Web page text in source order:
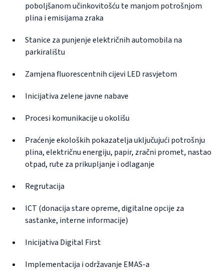
poboljšanom učinkovitošću te manjom potrošnjom
plina i emisijama zraka
Stanice za punjenje električnih automobila na
parkiralištu
Zamjena fluorescentnih cijevi LED rasvjetom
Inicijativa zelene javne nabave
Procesi komunikacije u okolišu
Praćenje ekoloških pokazatelja uključujući potrošnju
plina, električnu energiju, papir, zračni promet, nastao
otpad, rute za prikupljanje i odlaganje
Regrutacija
ICT (donacija stare opreme, digitalne opcije za
sastanke, interne informacije)
Inicijativa Digital First
Implementacija i održavanje EMAS-a